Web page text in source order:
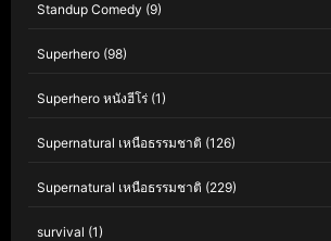
Standup Comedy (9)
Superhero (98)
Superhero หนังฮีโร่ (1)
Supernatural เหนือธรรมชาติ (126)
Supernatural เหนือธรรมชาติ (229)
survival (1)